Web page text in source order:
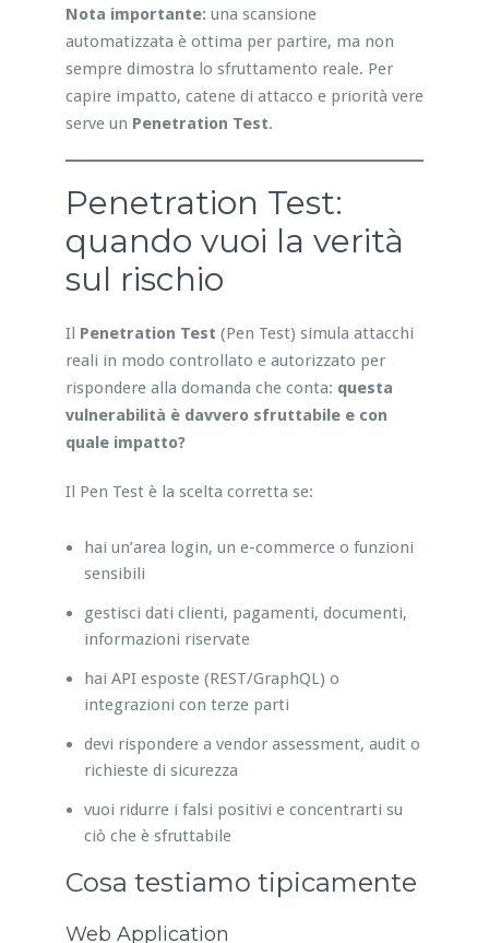
Nota importante: una scansione
automatizzata è ottima per partire, ma non
sempre dimostra lo sfruttamento reale. Per
capire impatto, catene di attacco e priorità vere
serve un Penetration Test.
Penetration Test:
quando vuoi la verità
sul rischio
Il Penetration Test (Pen Test) simula attacchi
reali in modo controllato e autorizzato per
rispondere alla domanda che conta: questa
vulnerabilità è davvero sfruttabile e con
quale impatto?
Il Pen Test è la scelta corretta se:
hai un’area login, un e-commerce o funzioni
sensibili
gestisci dati clienti, pagamenti, documenti,
informazioni riservate
hai API esposte (REST/GraphQL) o
integrazioni con terze parti
devi rispondere a vendor assessment, audit o
richieste di sicurezza
vuoi ridurre i falsi positivi e concentrarti su
ciò che è sfruttabile
Cosa testiamo tipicamente
Web Application